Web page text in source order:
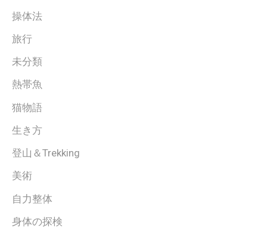
操体法
旅行
未分類
熱帯魚
猫物語
生き方
登山＆Trekking
美術
自力整体
身体の探検